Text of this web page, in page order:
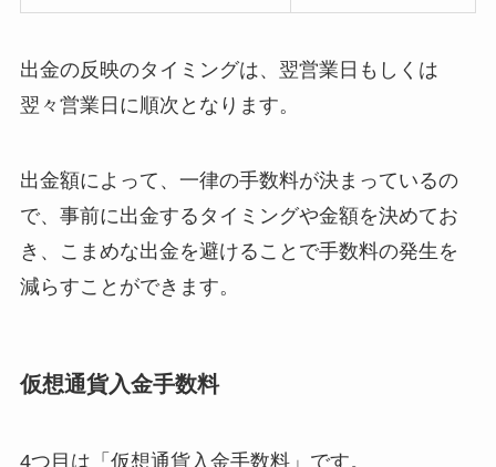
出金の反映のタイミングは、翌営業日もしくは
翌々営業日に順次となります。
出金額によって、一律の手数料が決まっているの
で、事前に出金するタイミングや金額を決めてお
き、こまめな出金を避けることで手数料の発生を
減らすことができます。
仮想通貨入金手数料
4つ目は「仮想通貨入金手数料」です。